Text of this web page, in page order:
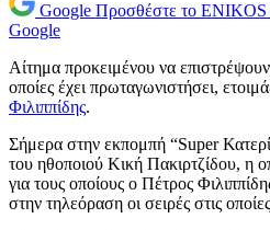
Google Προσθέστε το ENIKOS
Google
Αίτημα προκειμένου να επιστρέψουν
οποίες έχει πρωταγωνιστήσει,
Φιλιππίδης.
Σήμερα στην εκπομπή “Super
του ηθοποιού Κική Πακιρτζίδου, η
για τους οποίους ο Πέτρος
στην τηλεόραση οι σειρές στις